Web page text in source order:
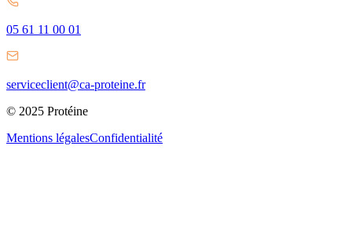
05 61 11 00 01
serviceclient@ca-proteine.fr
© 2025 Protéine
Mentions légalesConfidentialité